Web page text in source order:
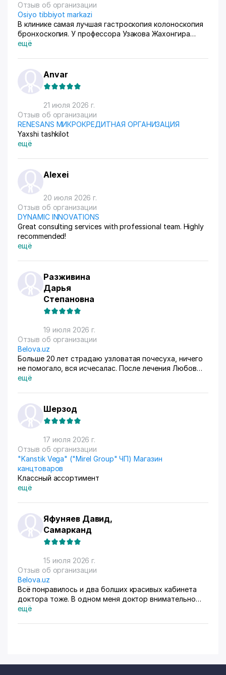
Отзыв об организации
Osiyo tibbiyot markazi
В клинике самая лучшая гастроскопия колоноскопия
бронхоскопия. У профессора Узакова Жахонгира
Низамовича.
ещё
Anvar
21 июля 2026 г.
Отзыв об организации
RENESANS МИКРОКРЕДИТНАЯ ОРГАНИЗАЦИЯ
Yaxshi tashkilot
ещё
Alexei
20 июля 2026 г.
Отзыв об организации
DYNAMIC INNOVATIONS
Great consulting services with professional team. Highly
recommended!
ещё
Разживина
Дарья
Степановна
19 июля 2026 г.
Отзыв об организации
Belova.uz
Больше 20 лет страдаю узловатая почесуха, ничего
не помогало, вся исчесалас. После лечения Любов
Владимировны 90% болячек ушло, сейчас
ещё
Шерзод
17 июля 2026 г.
Отзыв об организации
"Kanstik Vega" ("Mirel Group" ЧП) Магазин
канцтоваров
Классный ассортимент
ещё
Яфуняев Давид,
Самарканд
15 июля 2026 г.
Отзыв об организации
Belova.uz
Всё понравилось и два болших красивых кабинета
доктора тоже. В одном меня доктор внимательно
осмотрела. Там на стенах висят в рамках документы,
ещё